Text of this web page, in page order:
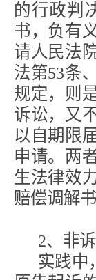
的行政判
书，负有
请人民法
法第53条
规定，则
诉讼，又
以自期限
申请。两
生法律效
赔偿调解
2、非
实践中